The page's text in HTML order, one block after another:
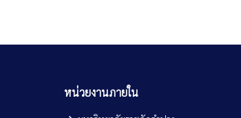
หน่วยงานภายใน